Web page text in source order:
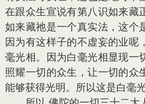
在跟众生宣说有第八识如来藏
如来藏祂是一个真实法，这个
因为有这样子的不虚妄的业呢
毫光相。因为白毫光相显现一
照耀一切的众生，让一切的众
能够获得光明。所以这是白毫